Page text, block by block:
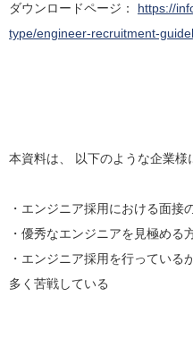
ダウンロードページ： https://
type/engineer-recruitment-
本資料は、 以下のような企業様
・エンジニア採用における面接
・優秀なエンジニアを見極める
・エンジニア採用を行ってい
多く苦戦している